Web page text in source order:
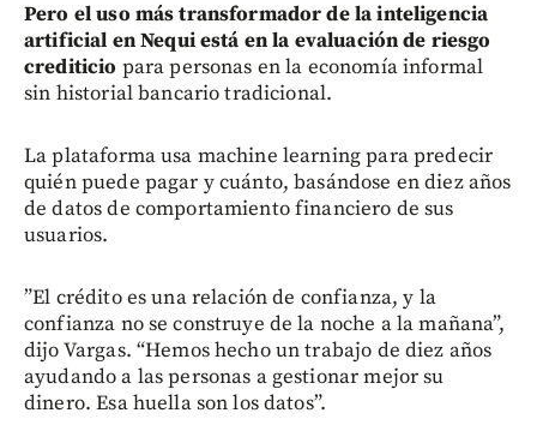
Pero el uso más transformador de la inteligencia
artificial en Nequi está en la evaluación de riesgo
crediticio para personas en la economía informal
sin historial bancario tradicional.
La plataforma usa machine learning para predecir
quién puede pagar y cuánto, basándose en diez años
de datos de comportamiento financiero de sus
usuarios.
”El crédito es una relación de confianza, y la
confianza no se construye de la noche a la mañana”,
dijo Vargas. “Hemos hecho un trabajo de diez años
ayudando a las personas a gestionar mejor su
dinero. Esa huella son los datos”.